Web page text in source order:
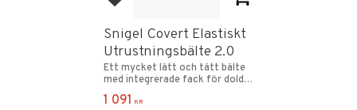
Add to favorites
Snigel Covert Elastiskt
Utrustningsbälte 2.0
Ett mycket lätt och tätt bälte
med integrerade fack för dold
utrustning.
1 091 KR